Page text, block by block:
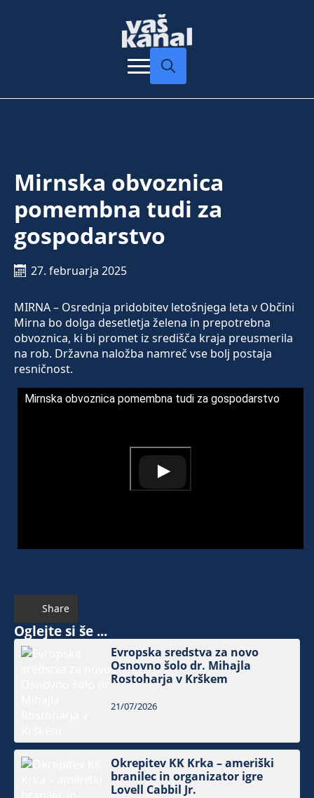
Mirnska obvoznica
pomembna tudi za
gospodarstvo
27. februarja 2025
MIRNA – Osrednja pridobitev letošnjega leta v Občini
Mirna bo dolga desetletja želena in prepotrebna
obvoznica, ki bi promet iz središča kraja preusmerila
na rob. Državna naložba namreč vse bolj postaja
resničnost.
Mirnska obvoznica pomembna tudi za gospodarstvo
Share
Oglejte si še ...
Evropska sredstva za novo
Osnovno šolo dr. Mihajla
Rostoharja v Krškem
21/07/2026
Okrepitev KK Krka – ameriški
branilec in organizator igre
Lovell Cabbil Jr.